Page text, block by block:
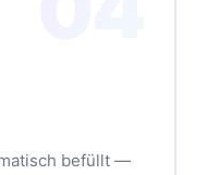
befüllt —